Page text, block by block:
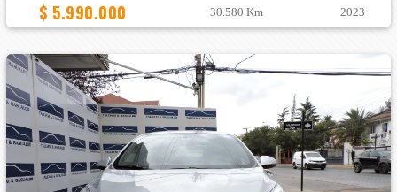
$ 5.990.000 30.580 Km 2023